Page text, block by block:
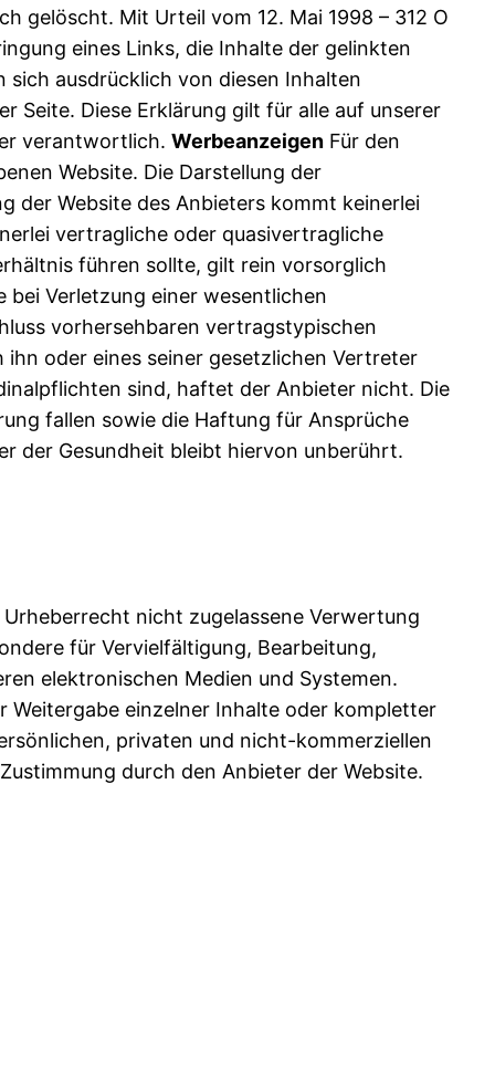
gelöscht. Mit Urteil vom 12. Mai 1998 – 312 O
eines Links, die Inhalte der gelinkten
ausdrücklich von diesen Inhalten
Seite. Diese Erklärung gilt für alle auf unserer
verantwortlich. Werbeanzeigen Für den
Website. Die Darstellung der
der Website des Anbieters kommt keinerlei
vertragliche oder quasivertragliche
führen sollte, gilt rein vorsorglich
Verletzung einer wesentlichen
vorhersehbaren vertragstypischen
oder eines seiner gesetzlichen Vertreter
sind, haftet der Anbieter nicht. Die
fallen sowie die Haftung für Ansprüche
der Gesundheit bleibt hiervon unberührt.
nicht zugelassene Verwertung
für Vervielfältigung, Bearbeitung,
elektronischen Medien und Systemen.
Weitergabe einzelner Inhalte oder kompletter
privaten und nicht-kommerziellen
durch den Anbieter der Website.